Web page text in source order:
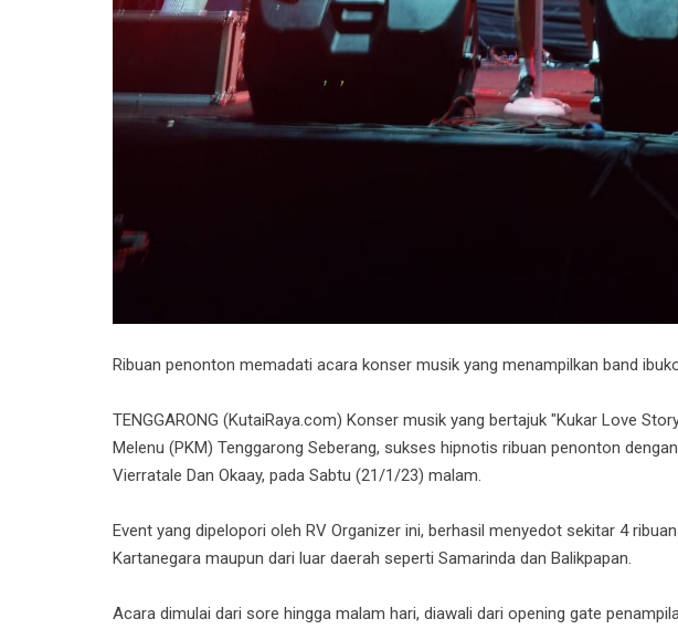
Ribuan penonton memadati acara konser musik yang menampilkan band
TENGGARONG (KutaiRaya.com) Konser musik yang bertajuk "Kukar Love
Melenu (PKM) Tenggarong Seberang, sukses hipnotis ribuan penonton
Vierratale Dan Okaay, pada Sabtu (21/1/23) malam.
Event yang dipelopori oleh RV Organizer ini, berhasil menyedot sekitar 4
Kartanegara maupun dari luar daerah seperti Samarinda dan Balikpapan.
Acara dimulai dari sore hingga malam hari, diawali dari opening gate